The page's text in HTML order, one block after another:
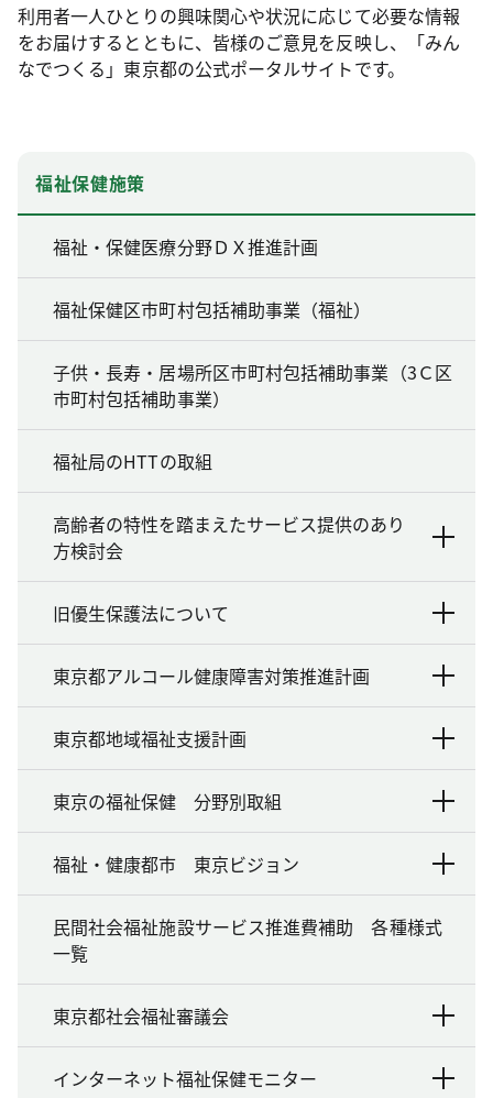
利用者一人ひとりの興味関心や状況に応じて必要な情報
をお届けするとともに、皆様のご意見を反映し、「みん
なでつくる」東京都の公式ポータルサイトです。
福祉保健施策
福祉・保健医療分野ＤＸ推進計画
福祉保健区市町村包括補助事業（福祉）
子供・長寿・居場所区市町村包括補助事業（3Ｃ区
市町村包括補助事業）
福祉局のHTTの取組
高齢者の特性を踏まえたサービス提供のあり
方検討会
旧優生保護法について
東京都アルコール健康障害対策推進計画
東京都地域福祉支援計画
東京の福祉保健 分野別取組
福祉・健康都市 東京ビジョン
民間社会福祉施設サービス推進費補助 各種様式
一覧
東京都社会福祉審議会
インターネット福祉保健モニター